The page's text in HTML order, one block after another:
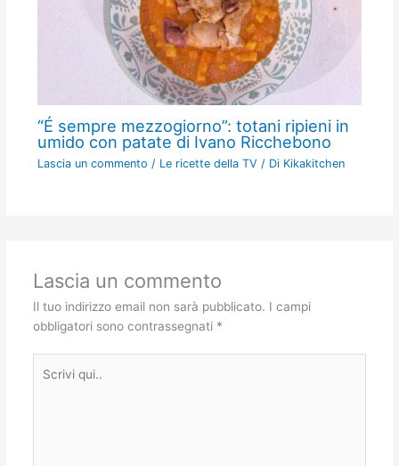
“É sempre mezzogiorno”: totani ripieni in
umido con patate di Ivano Ricchebono
Lascia un commento / Le ricette della TV / Di Kikakitchen
Lascia un commento
Il tuo indirizzo email non sarà pubblicato. I campi
obbligatori sono contrassegnati *
qui..